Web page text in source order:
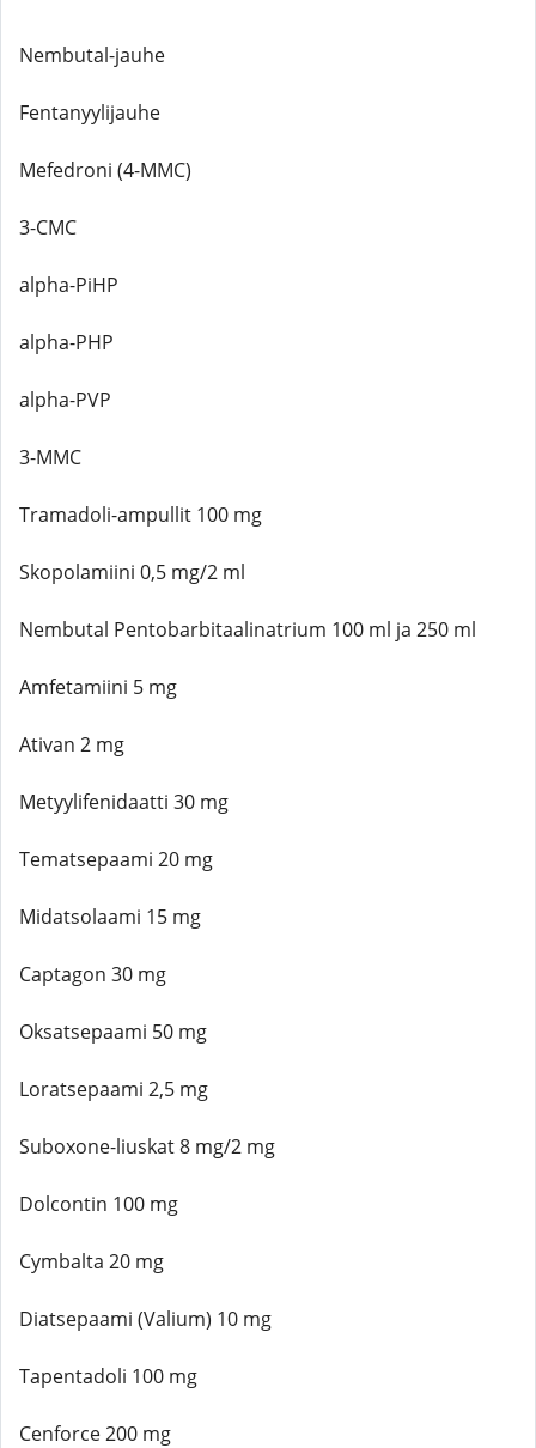
Nembutal-jauhe
Fentanyylijauhe
Mefedroni (4-MMC)
3-CMC
alpha-PiHP
alpha-PHP
alpha-PVP
3-MMC
Tramadoli-ampullit 100 mg
Skopolamiini 0,5 mg/2 ml
Nembutal Pentobarbitaalinatrium 100 ml ja 250 ml
Amfetamiini 5 mg
Ativan 2 mg
Metyylifenidaatti 30 mg
Tematsepaami 20 mg
Midatsolaami 15 mg
Captagon 30 mg
Oksatsepaami 50 mg
Loratsepaami 2,5 mg
Suboxone-liuskat 8 mg/2 mg
Dolcontin 100 mg
Cymbalta 20 mg
Diatsepaami (Valium) 10 mg
Tapentadoli 100 mg
Cenforce 200 mg